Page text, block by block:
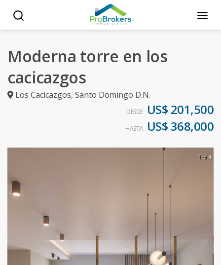
Moderna torre en los
cacicazgos
Los Cacicazgos, Santo Domingo D.N.
DESDE US$ 201,500
HASTA US$ 368,000
1 of 4